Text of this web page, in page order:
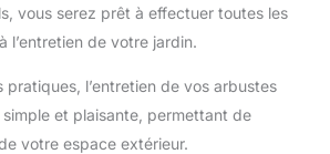
vous serez prêt à effectuer toutes les
l’entretien de votre jardin.
pratiques, l’entretien de vos arbustes
et plaisante, permettant de
votre espace extérieur.